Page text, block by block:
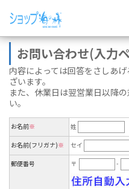
お問い合わせ(入力
内容によっては回答をさしあ
ざいます。
また、休業日は翌営業日以降
い。
お名前※ 姓
お名前(フリガナ)※ セイ
郵便番号 〒 -